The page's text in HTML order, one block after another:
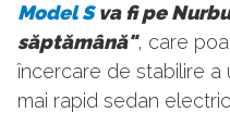
Model Sva fi pe
săptămână", care
încercare de stabilire
mai rapid sedan